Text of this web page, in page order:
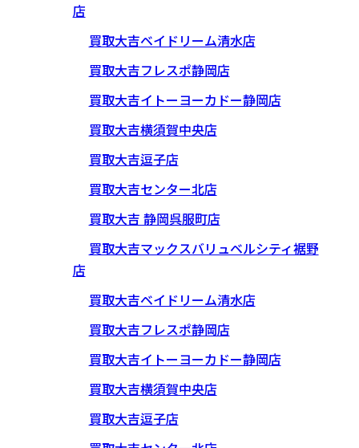
店
買取大吉ベイドリーム清水店
買取大吉フレスポ静岡店
買取大吉イトーヨーカドー静岡店
買取大吉横須賀中央店
買取大吉逗子店
買取大吉センター北店
買取大吉 静岡呉服町店
買取大吉マックスバリュベルシティ裾野
店
買取大吉ベイドリーム清水店
買取大吉フレスポ静岡店
買取大吉イトーヨーカドー静岡店
買取大吉横須賀中央店
買取大吉逗子店